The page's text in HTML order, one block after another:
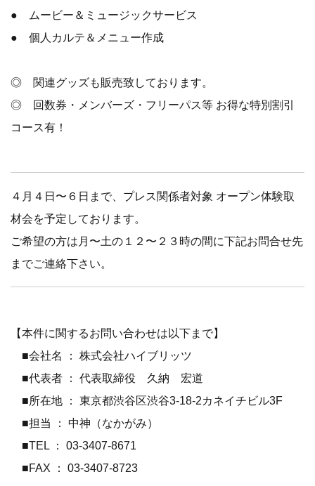
● ムービー＆ミュージックサービス
● 個人カルテ＆メニュー作成
◎ 関連グッズも販売致しております。
◎ 回数券・メンバーズ・フリーパス等 お得な特別割引
コース有！
４月４日〜６日まで、プレス関係者対象 オープン体験取
材会を予定しております。
ご希望の方は月〜土の１２〜２３時の間に下記お問合せ先
までご連絡下さい。
【本件に関するお問い合わせは以下まで】
■会社名 ： 株式会社ハイブリッツ
■代表者 ： 代表取締役 久納 宏道
■所在地 ： 東京都渋谷区渋谷3-18-2カネイチビル3F
■担当 ： 中神（なかがみ）
■TEL ： 03-3407-8671
■FAX ： 03-3407-8723